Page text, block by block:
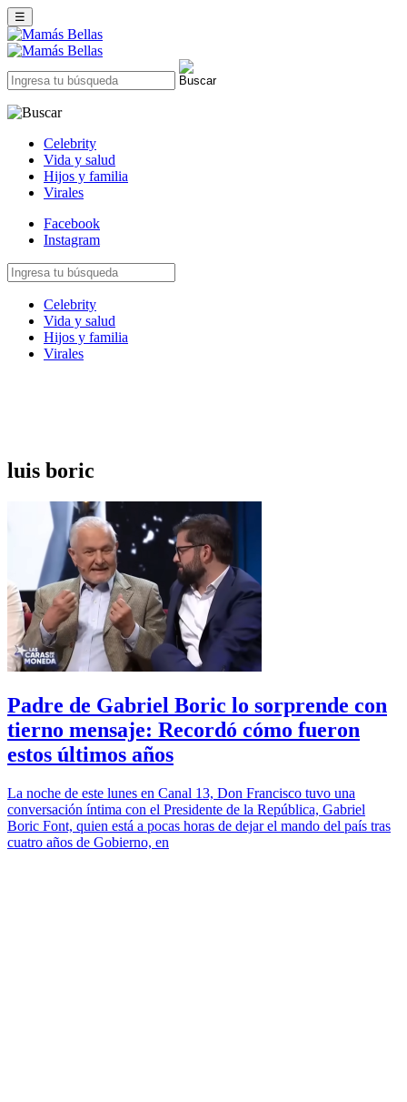
☰
Celebrity
Vida y salud
Hijos y familia
Virales
Facebook
Instagram
Celebrity
Vida y salud
Hijos y familia
Virales
luis boric
Padre de Gabriel Boric lo sorprende con
tierno mensaje: Recordó cómo fueron
estos últimos años
La noche de este lunes en Canal 13, Don Francisco tuvo una
conversación íntima con el Presidente de la República, Gabriel
Boric Font, quien está a pocas horas de dejar el mando del país tras
cuatro años de Gobierno, en